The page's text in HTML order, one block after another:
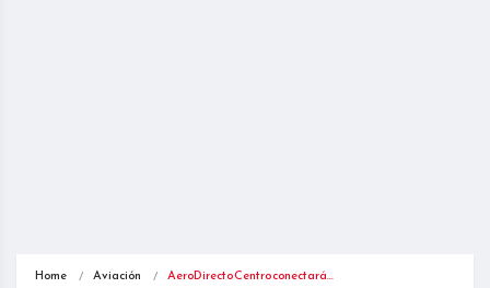
Home Aviación AeroDirecto Centro conectará…